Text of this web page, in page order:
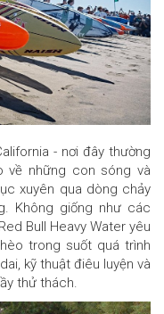
- nơi đây thường
về những con sóng và
xuyên qua dòng chảy
Không giống như các
Bull Heavy Water yêu
trong suốt quá trình
kỹ thuật điêu luyện và
thử thách.